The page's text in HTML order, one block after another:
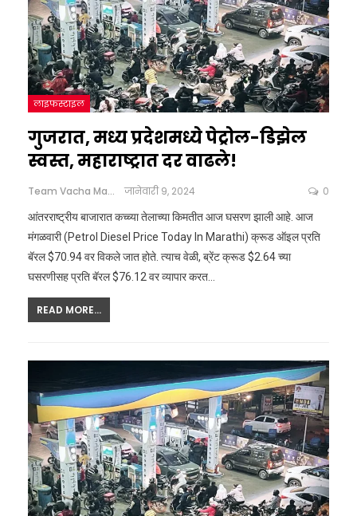
लाइफस्टाइल
गुजरात, मध्य प्रदेशमध्ये पेट्रोल-डिझेल
स्वस्त, महाराष्ट्रात दर वाढले!
Team Vacha Marathi जानेवारी 9, 2024 0
आंतरराष्ट्रीय बाजारात कच्च्या तेलाच्या किमतीत आज घसरण झाली आहे. आज
मंगळवारी (Petrol Diesel Price Today In Marathi) क्रूड ऑइल प्रति
बॅरल $70.94 वर विकले जात होते. त्याच वेळी, ब्रेंट क्रूड $2.64 च्या
घसरणीसह प्रति बॅरल $76.12 वर व्यापार करत
READ MORE...